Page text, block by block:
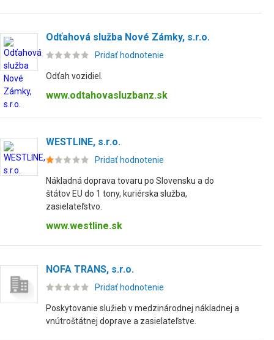
Odťahová služba Nové Zámky, s.r.o.
Pridať hodnotenie
Odťah vozidiel.
www.odtahovasluzbanz.sk
WESTLINE, s.r.o.
Pridať hodnotenie
Nákladná doprava tovaru po Slovensku a do
štátov EU do 1 tony, kuriérska služba,
zasielateľstvo.
www.westline.sk
NOFA TRANS, s.r.o.
Pridať hodnotenie
Poskytovanie služieb v medzinárodnej nákladnej a
vnútroštátnej doprave a zasielateľstve.